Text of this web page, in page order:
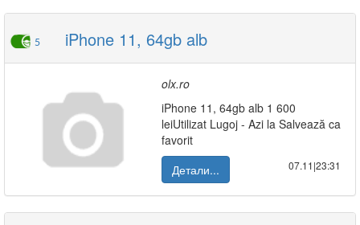
5 iPhone 11, 64gb alb
olx.ro
iPhone 11, 64gb alb 1 600
leiUtilizat Lugoj - Azi la Salvează ca
favorit
Детали...
07.11|23:31